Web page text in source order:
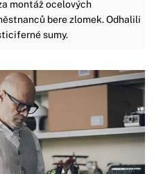
montáž ocelových
bere zlomek. Odhalili
sumy.